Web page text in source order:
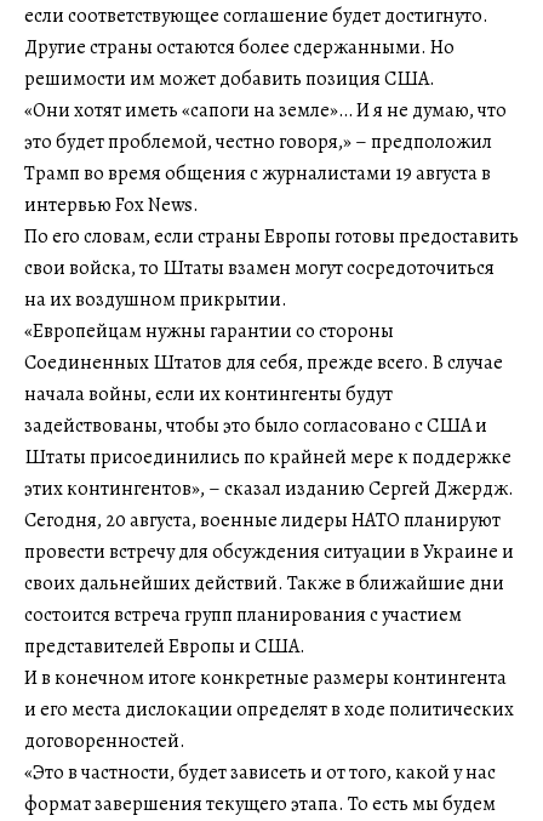
если соответствующее соглашение будет достигнуто.
Другие страны остаются более сдержанными. Но
решимости им может добавить позиция США.
«Они хотят иметь «сапоги на земле»… И я не думаю, что
это будет проблемой, честно говоря,» – предположил
Трамп во время общения с журналистами 19 августа в
интервью Fox News.
По его словам, если страны Европы готовы предоставить
свои войска, то Штаты взамен могут сосредоточиться
на их воздушном прикрытии.
«Европейцам нужны гарантии со стороны
Соединенных Штатов для себя, прежде всего. В случае
начала войны, если их контингенты будут
задействованы, чтобы это было согласовано с США и
Штаты присоединились по крайней мере к поддержке
этих контингентов», – сказал изданию Сергей Джердж.
Сегодня, 20 августа, военные лидеры НАТО планируют
провести встречу для обсуждения ситуации в Украине и
своих дальнейших действий. Также в ближайшие дни
состоится встреча групп планирования с участием
представителей Европы и США.
И в конечном итоге конкретные размеры контингента
и его места дислокации определят в ходе политических
договоренностей.
«Это в частности, будет зависеть и от того, какой у нас
формат завершения текущего этапа. То есть мы будем